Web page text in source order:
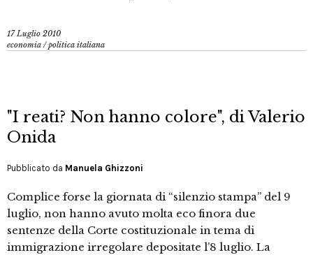
17 Luglio 2010
economia /politica italiana
"I reati? Non hanno colore", di Valerio
Onida
Pubblicato da Manuela Ghizzoni
Complice forse la giornata di “silenzio stampa” del 9
luglio, non hanno avuto molta eco finora due
sentenze della Corte costituzionale in tema di
immigrazione irregolare depositate l’8 luglio. La